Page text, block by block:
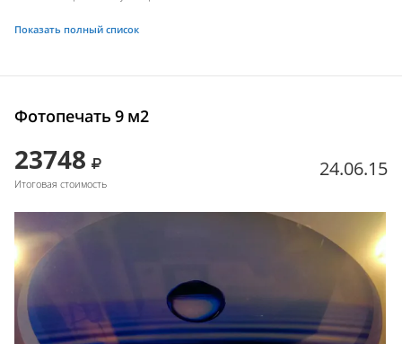
Показать полный список
Фотопечать 9 м2
23748
Итоговая стоимость
24.06.15